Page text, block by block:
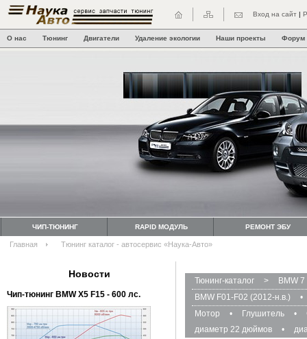
Вход на сайт |
О нас Тюнинг Двигатели Удаление экологии Наши проекты Форум
ЧИП-ТЮНИНГ RAPID МОДУЛЬ РЕМОНТ ЭБУ
Главная Тюнинг каталог - автосервис «Наука-Авто»
Новости
Чип-тюнинг BMW Х5 F15 - 600 лс.
Тюнинг-каталог >
BMW
BMW F01-F02 (2012-н.в.)
•
Мотор
• Глушитель •
диаметр 22 дюймов
•